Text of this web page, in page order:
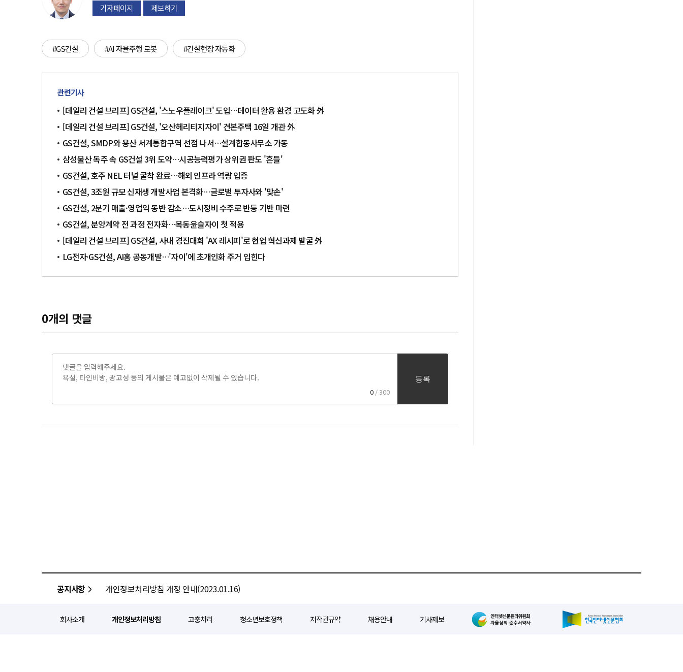
기자페이지 제보하기
#GS건설 #AI 자율주행 로봇 #건설현장 자동화
관련기사
[데일리 건설 브리프] GS건설, '스노우플레이크' 도입…데이터 활용 환경 고도화 外
[데일리 건설 브리프] GS건설, '오산헤리티지자이' 견본주택 16일 개관 外
GS건설, SMDP와 용산 서계통합구역 선점 나서…설계합동사무소 가동
삼성물산 독주 속 GS건설 3위 도약…시공능력평가 상위권 판도 '흔들'
GS건설, 호주 NEL 터널 굴착 완료…해외 인프라 역량 입증
GS건설, 3조원 규모 신재생 개발사업 본격화…글로벌 투자사와 '맞손'
GS건설, 2분기 매출·영업익 동반 감소…도시정비 수주로 반등 기반 마련
GS건설, 분양계약 전 과정 전자화…목동윤슬자이 첫 적용
[데일리 건설 브리프] GS건설, 사내 경진대회 'AX 레시피'로 현업 혁신과제 발굴 外
LG전자·GS건설, AI홈 공동개발…'자이'에 초개인화 주거 입힌다
0개의 댓글
0 / 300
등록
공지사항 개인정보처리방침 개정 안내(2023.01.16)
회사소개 개인정보처리방침 고충처리 청소년보호정책 저작권규약 채용안내 기사제보